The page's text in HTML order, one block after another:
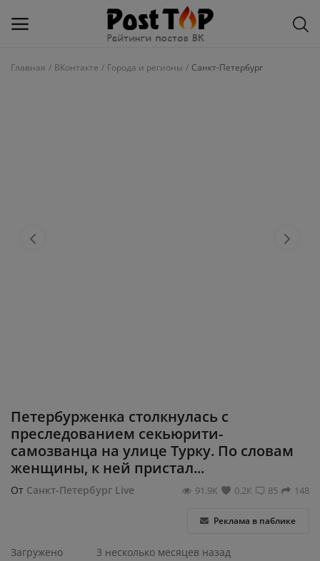
О рейтинге
Главная ВКонтакте Города и регионы Санкт-Петербург
Петербурженка столкнулась с
преследованием секьюрити-
самозванца на улице Турку. По словам
женщины, к ней пристал...
От Санкт-Петербург Live 148
85
0.2К
91.9К
Реклама в паблике
Загружено 3 несколько месяцев назад